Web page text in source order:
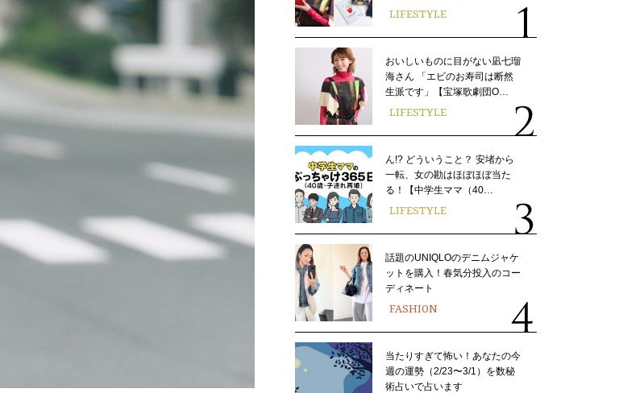
LIFESTYLE
おいしいものに目がない凪七瑠
海さん 「エビのお寿司は断然
生派です」【宝塚歌劇団O…
LIFESTYLE
ん!? どういうこと？ 安堵から
一転、女の勘はほぼほぼ当た
る！【中学生ママ（40…
LIFESTYLE
話題のUNIQLOのデニムジャケ
ットを購入！春気分投入のコー
ディネート
FASHION
当たりすぎて怖い！あなたの今
週の運勢（2/23〜3/1）を数秘
術占いで占います